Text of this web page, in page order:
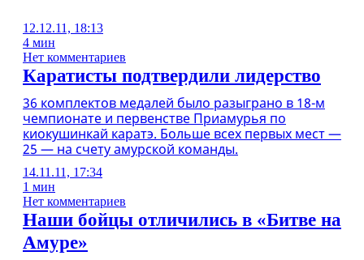
12.12.11, 18:13
4 мин
Нет комментариев
Каратисты подтвердили лидерство
36 комплектов медалей было разыграно в 18-м
чемпионате и первенстве Приамурья по
киокушинкай каратэ. Больше всех первых мест —
25 — на счету амурской команды.
14.11.11, 17:34
1 мин
Нет комментариев
Наши бойцы отличились в «Битве на
Амуре»